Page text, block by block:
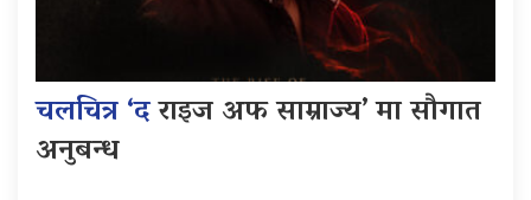
चलचित्र ‘दराइज अफ साम्राज्य’ मा सौगात
अनुबन्ध